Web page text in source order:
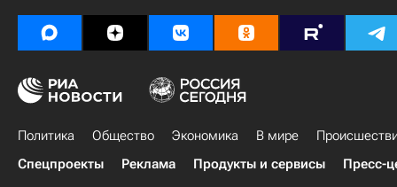
Политика Общество Экономика В мире
Спецпроекты
Реклама Продукты и сервисы Пресс-